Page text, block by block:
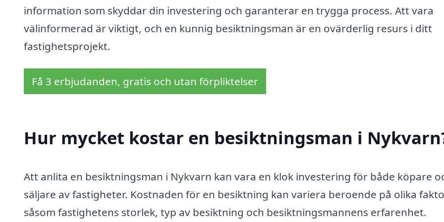
information som skyddar din investering och garanterar en trygga process. Att vara
välinformerad är viktigt, och en kunnig besiktningsman är en ovärderlig resurs i ditt
fastighetsprojekt.
Få 3 erbjudanden, gratis och utan förpliktelser
Hur mycket kostar en besiktningsman i
Att anlita en besiktningsman i Nykvarn kan vara en klok investering för både köpare
säljare av fastigheter. Kostnaden för en besiktning kan variera beroende på olika
såsom fastighetens storlek, typ av besiktning och besiktningsmannens erfarenhet.